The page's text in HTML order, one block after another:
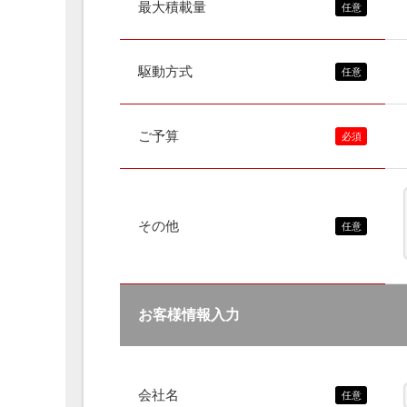
最大積載量
駆動方式
ご予算
その他
お客様情報入力
会社名